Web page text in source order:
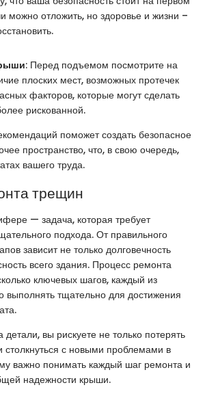
можно отложить, но здоровье и жизни –
: Перед подъемом посмотрите на
плоских мест, возможных протечек
факторов, которые могут сделать
рискованной.
поможет создать безопасное
пространство, что, в свою очередь,
вашего труда.
трещин
— задача, которая требует
подхода. От правильного
зависит не только долговечность
всего здания. Процесс ремонта
ключевых шагов, каждый из
выполнять тщательно для достижения
детали, вы рискуете не только потерять
столкнуться с новыми проблемами в
важно понимать каждый шаг ремонта и
надежности крыши.